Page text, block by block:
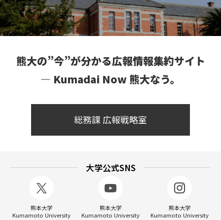
熊大の”今”が分かる広報情報集約サイト
― Kumadai Now 熊大なう。
総務課 広報戦略室
大学公式SNS
熊本大学
Kumamoto University
熊本大学
Kumamoto University
熊本大学
Kumamoto University